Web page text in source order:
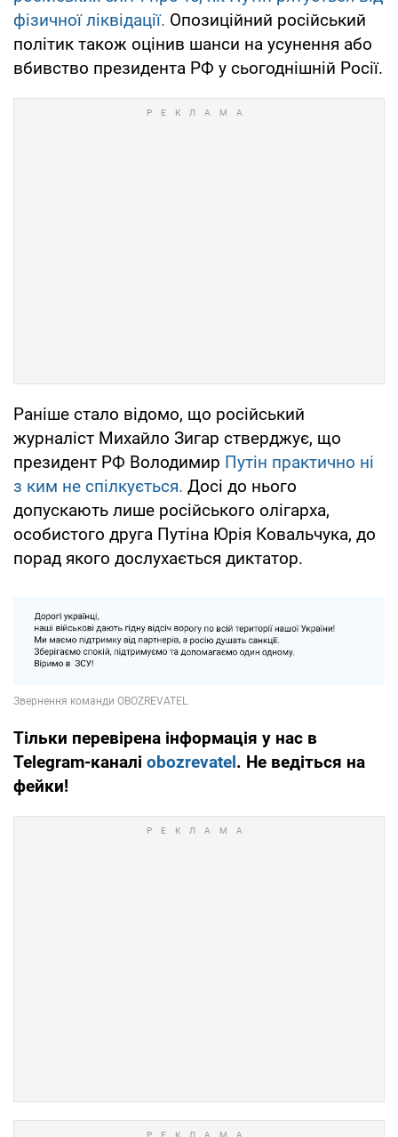
фізичної ліквідації. Опозиційний російський
політик також оцінив шанси на усунення або
вбивство президента РФ у сьогоднішній Росії.
Раніше стало відомо, що російський
журналіст Михайло Зигар стверджує, що
президент РФ Володимир Путін практично ні
з ким не спілкується. Досі до нього
допускають лише російського олігарха,
особистого друга Путіна Юрія Ковальчука, до
порад якого дослухається диктатор.
Тільки перевірена інформація у нас в
Telegram-каналі obozrevatel. Не ведіться на
фейки!